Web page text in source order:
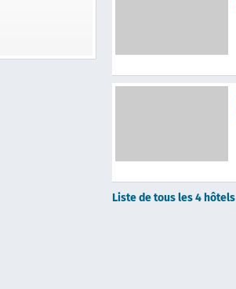
Liste de tous les 4 hôtels